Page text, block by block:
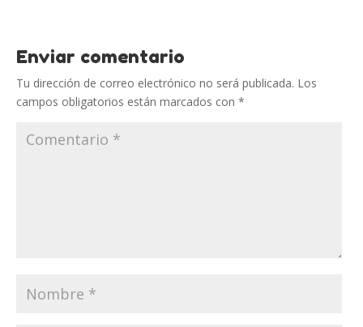
Enviar comentario
Tu dirección de correo electrónico no será publicada. Los
campos obligatorios están marcados con *